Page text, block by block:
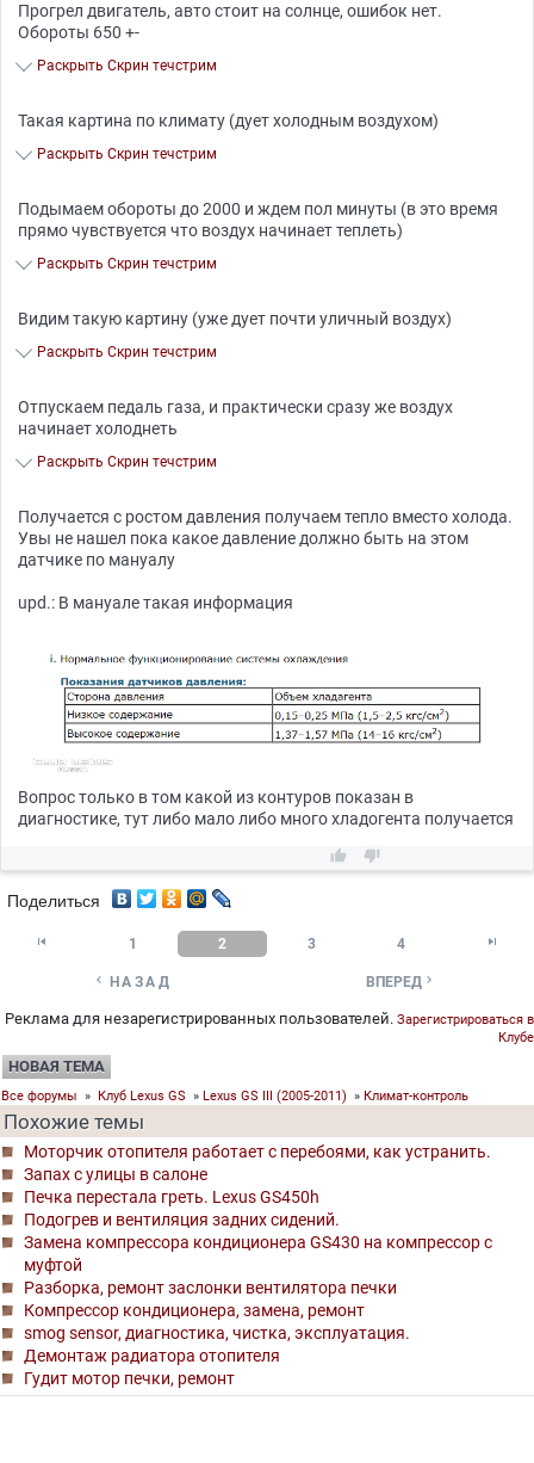
Прогрел двигатель, авто стоит на солнце, ошибок нет.
Обороты 650 +-
Раскрыть Скрин течстрим
Такая картина по климату (дует холодным воздухом)
Раскрыть Скрин течстрим
Подымаем обороты до 2000 и ждем пол минуты (в это время
прямо чувствуется что воздух начинает теплеть)
Раскрыть Скрин течстрим
Видим такую картину (уже дует почти уличный воздух)
Раскрыть Скрин течстрим
Отпускаем педаль газа, и практически сразу же воздух
начинает холоднеть
Раскрыть Скрин течстрим
Получается с ростом давления получаем тепло вместо холода.
Увы не нашел пока какое давление должно быть на этом
датчике по мануалу
upd.: В мануале такая информация
Вопрос только в том какой из контуров показан в
диагностике, тут либо мало либо много хладогента получается
 
Поделиться
 1 2 3 4 
 НАЗАД ВПЕРЕД 
Реклама для незарегистрированных пользователей. Зарегистрироваться в
Клубе
НОВАЯ ТЕМА
Все форумы » Клуб Lexus GS » Lexus GS III (2005-2011) » Климат-контроль
Похожие темы
Моторчик отопителя работает с перебоями, как устранить.
Запах с улицы в салоне
Печка перестала греть. Lexus GS450h
Подогрев и вентиляция задних сидений.
Замена компрессора кондиционера GS430 на компрессор с
муфтой
Разборка, ремонт заслонки вентилятора печки
Компрессор кондиционера, замена, ремонт
smog sensor, диагностика, чистка, эксплуатация.
Демонтаж радиатора отопителя
Гудит мотор печки, ремонт